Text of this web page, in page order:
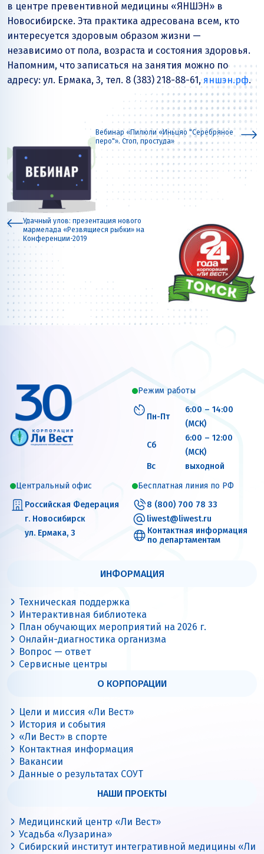
в центре превентивной медицины «ЯНШЭН» в
Новосибирске. Эта практика адресована всем, кто
интересуется здоровым образом жизни —
независимо от пола, возраста и состояния здоровья.
Напомним, что записаться на занятия можно по
адресу: ул. Ермака, 3, тел. 8 (383) 218-88-61,яншэн.рф.
Удачный улов: презентация нового
мармелада «Резвящиеся рыбки» на
Конференции-2019
Вебинар «Пилюли «Иньцяо "Серебряное
перо"». Стоп, простуда»
Режим работы
Пн-Пт
6:00 – 14:00
(МСК)
Сб
6:00 – 12:00
(МСК)
Вс
выходной
Центральный офис
Российская Федерация
г. Новосибирск
ул. Ермака, 3
Бесплатная линия по РФ
8 (800) 700 78 33
liwest@liwest.ru
Контактная информация
по департаментам
ИНФОРМАЦИЯ
Техническая поддержка
Интерактивная библиотека
План обучающих мероприятий на 2026 г.
Онлайн-диагностика организма
Вопрос — ответ
Сервисные центры
О КОРПОРАЦИИ
Цели и миссия «Ли Вест»
История и события
«Ли Вест» в спорте
Контактная информация
Вакансии
Данные о результатах СОУТ
НАШИ ПРОЕКТЫ
Медицинский центр «Ли Вест»
Усадьба «Лузарина»
Сибирский институт интегративной медицины «Ли